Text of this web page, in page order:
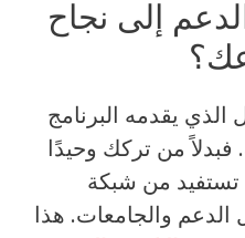
إلى نجاح
الذي يقدمه البرنامج
من تركك وحيدًا
تستفيد من شبكة
والجامعات. هذا